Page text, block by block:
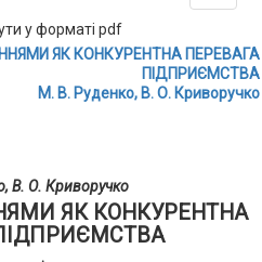
ЯК КОНКУРЕНТНА ПЕРЕВАГА
ПІДПРИЄМСТВА
М. В. Руденко, В. О. Криворучко
В. О. Криворучко
ЯК КОНКУРЕНТНА